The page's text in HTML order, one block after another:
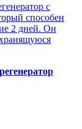
с
способен
2 дней. Он